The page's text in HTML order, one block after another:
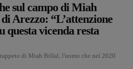
sul campo di Miah
Arezzo: “L’attenzione
questa vicenda resta
di Miah Billal, l'uomo che nel 2020